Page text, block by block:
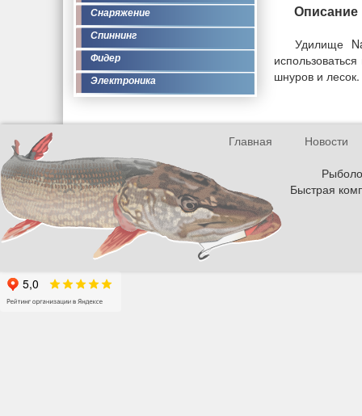
Снаряжение
Спиннинг
Фидер
Электроника
Описание
Удилище
шнуров и
Главная
Новости
Быстрая